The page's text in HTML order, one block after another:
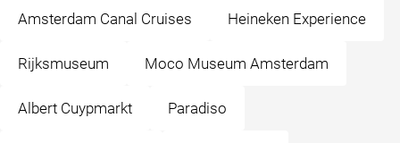
Amsterdam Canal Cruises Heineken Experience
Rijksmuseum Moco Museum Amsterdam
Albert Cuypmarkt Paradiso